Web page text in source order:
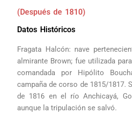
(Después de 1810)
Datos Históricos
Fragata Halcón: nave
almirante Brown; fue utilizada
comandada por Hipólito
campaña de corso de 1815/1817.
de 1816 en el río Anchicayá,
aunque la tripulación se salvó.